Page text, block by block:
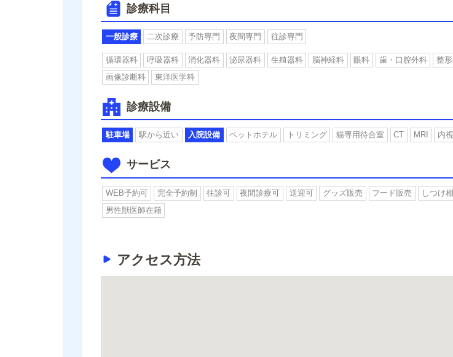
診療科目
一般診療 二次診療 予防専門 夜間専門 往診専門
循環器科 呼吸器科 消化器科 泌尿器科 生殖器科 脳神経科 眼科 歯・口腔外科 整
画像診断科
東洋医学科
診療設備
駐車場 駅から近い 入院設備 ペットホテル トリミング 猫専用待合室 CT MRI 内
サービス
WEB予約可 完全予約制 往診可 夜間診療可 送迎可 グッズ販売 フード販売 しつけ
男性獣医師在籍
アクセス方法